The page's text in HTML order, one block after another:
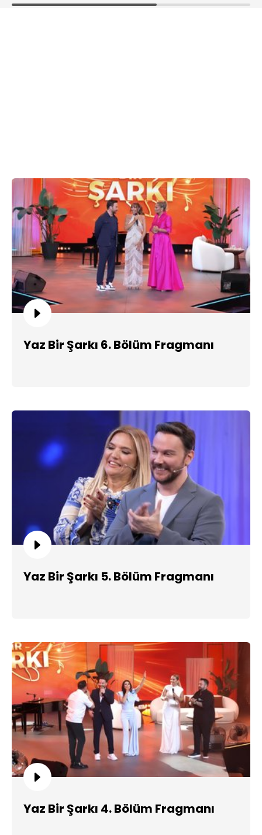
Yaz Bir Şarkı 6. Bölüm Fragmanı
Yaz Bir Şarkı 5. Bölüm Fragmanı
Yaz Bir Şarkı 4. Bölüm Fragmanı